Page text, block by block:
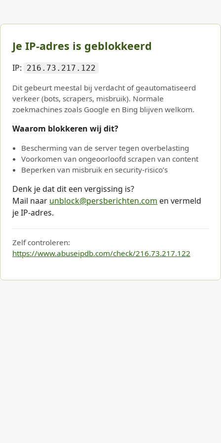
Je IP-adres is geblokkeerd
IP: 216.73.217.122
Dit gebeurt meestal bij verdacht of geautomatiseerd
verkeer (bots, scrapers, misbruik). Normale
zoekmachines zoals Google en Bing blijven welkom.
Waarom blokkeren wij dit?
Bescherming van de server tegen overbelasting
Voorkomen van ongeoorloofd scrapen van content
Beperken van misbruik en security-risico’s
Denk je dat dit een vergissing is?
Mail naar unblock@persberichten.com en vermeld
je IP-adres.
Zelf controleren:
https://www.abuseipdb.com/check/216.73.217.122